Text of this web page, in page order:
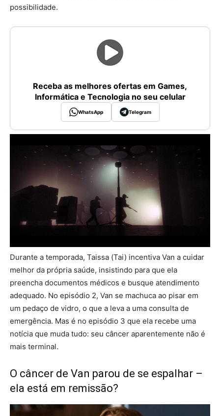
possibilidade.
Receba as melhores ofertas em Games,
Informática e Tecnologia no seu celular
WhatsApp Telegram
Durante a temporada, Taissa (Tai) incentiva Van a cuidar
melhor da própria saúde, insistindo para que ela
preencha documentos médicos e busque atendimento
adequado. No episódio 2, Van se machuca ao pisar em
um pedaço de vidro, o que a leva a uma consulta de
emergência. Mas é no episódio 3 que ela recebe uma
notícia que muda tudo: seu câncer aparentemente não é
mais terminal.
O câncer de Van parou de se espalhar –
ela está em remissão?